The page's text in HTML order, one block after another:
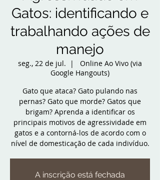
Gatos: identificando e
trabalhando ações de
manejo
seg., 22 de jul.
  |
Online Ao Vivo (via
Google Hangouts)
Gato que ataca? Gato pulando nas
pernas? Gato que morde? Gatos que
brigam? Aprenda a identificar os
principais motivos de agressividade em
gatos e a contorná-los de acordo com o
nível de domesticação de cada indivíduo.
A inscrição está fechada